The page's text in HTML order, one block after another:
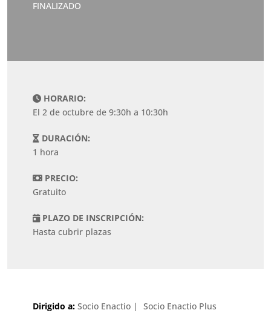
FINALIZADO
HORARIO:
El 2 de octubre de 9:30h a 10:30h
DURACIÓN:
1 hora
PRECIO:
Gratuito
PLAZO DE INSCRIPCIÓN:
Hasta cubrir plazas
Dirigido a: Socio Enactio
Socio Enactio Plus